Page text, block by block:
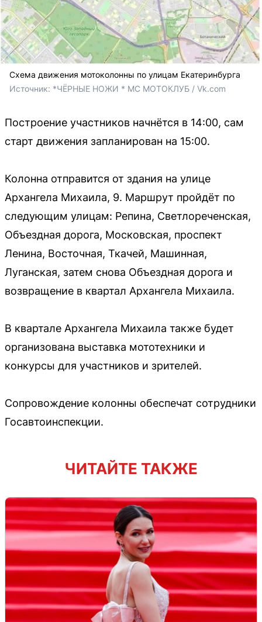
Схема движения мотоколонны по улицам Екатеринбурга
Источник: *ЧЁРНЫЕ НОЖИ * МС МОТОКЛУБ / Vk.com
Построение участников начнётся в 14:00, сам
старт движения запланирован на 15:00.
Колонна отправится от здания на улице
Архангела Михаила, 9. Маршрут пройдёт по
следующим улицам: Репина, Светлореченская,
Объездная дорога, Московская, проспект
Ленина, Восточная, Ткачей, Машинная,
Луганская, затем снова Объездная дорога и
возвращение в квартал Архангела Михаила.
В квартале Архангела Михаила также будет
организована выставка мототехники и
конкурсы для участников и зрителей.
Сопровождение колонны обеспечат сотрудники
Госавтоинспекции.
ЧИТАЙТЕ ТАКЖЕ